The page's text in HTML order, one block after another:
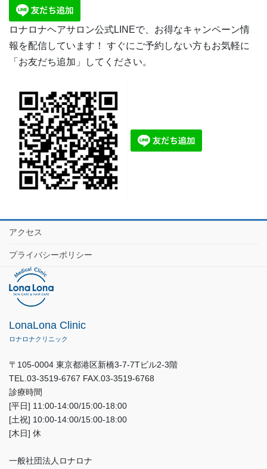
ロナロナヘアサロン公式LINEで、お得なキャンペーン情
報を配信しています！ すぐにご予約しない方もお気軽に
「お友だち追加」してください。
アクセス
プライバシーポリシー
LonaLona Clinic
ロナロナクリニック
〒105-0004 東京都港区新橋3-7-7Tビル2-3階
TEL.03-3519-6767 FAX.03-3519-6768
診療時間
[平日] 11:00-14:00/15:00-18:00
[土祝] 10:00-14:00/15:00-18:00
[木日] 休
一般社団法人ロナロナ